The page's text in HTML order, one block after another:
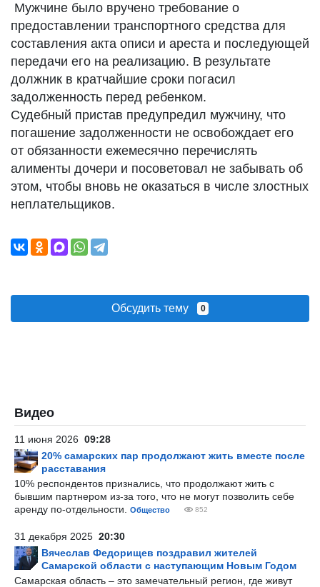
Мужчине было вручено требование о
предоставлении транспортного средства для
составления акта описи и ареста и последующей
передачи его на реализацию. В результате
должник в кратчайшие сроки погасил
задолженность перед ребенком.
Судебный пристав предупредил мужчину, что
погашение задолженности не освобождает его
от обязанности ежемесячно перечислять
алименты дочери и посоветовал не забывать об
этом, чтобы вновь не оказаться в числе злостных
неплательщиков.
Обсудить тему 0
Видео
11 июня 2026 09:28
20% самарских пар продолжают жить вместе после
расставания
10% респондентов признались, что продолжают жить с
бывшим партнером из-за того, что не могут позволить себе
аренду по-отдельности.
Общество 852
31 декабря 2025 20:30
Вячеслав Федорищев поздравил жителей
Самарской области с наступающим Новым Годом
Самарская область – это замечательный регион, где живут